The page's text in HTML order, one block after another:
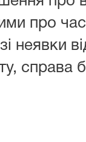
про
неявки
справа